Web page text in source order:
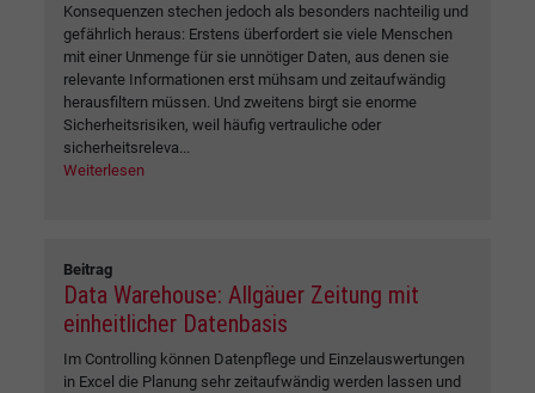
Konsequenzen stechen jedoch als besonders nachteilig und
gefährlich heraus: Erstens überfordert sie viele Menschen
mit einer Unmenge für sie unnötiger Daten, aus denen sie
relevante Informationen erst mühsam und zeitaufwändig
herausfiltern müssen. Und zweitens birgt sie enorme
Sicherheitsrisiken, weil häufig vertrauliche oder
sicherheitsreleva...
Weiterlesen
Beitrag
Data Warehouse: Allgäuer Zeitung mit
einheitlicher Datenbasis
Im Controlling können Datenpflege und Einzelauswertungen
in Excel die Planung sehr zeitaufwändig werden lassen und